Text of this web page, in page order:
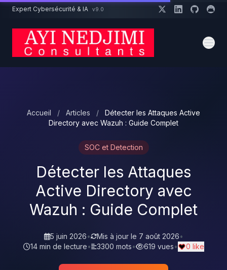
Aller au contenu principal
Expert Cybersécurité & IA v9.0
Accueil / Articles /
Détecter les Attaques Active
Directory avec Wazuh : Guide Complet
SOC et Detection
Détecter les Attaques
Active Directory avec
Wazuh : Guide Complet
5 juin 2026• Mis à jour le 7 août 2026•
14 min de lecture• 3300 mots• 619 vues• 0 like